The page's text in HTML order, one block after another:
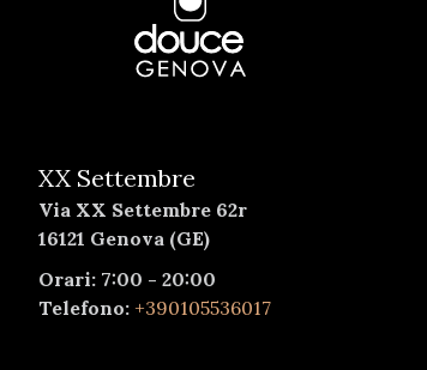
XX Settembre
Via XX Settembre 62r
16121 Genova (GE)
Orari: 7:00 - 20:00
Telefono: +390105536017